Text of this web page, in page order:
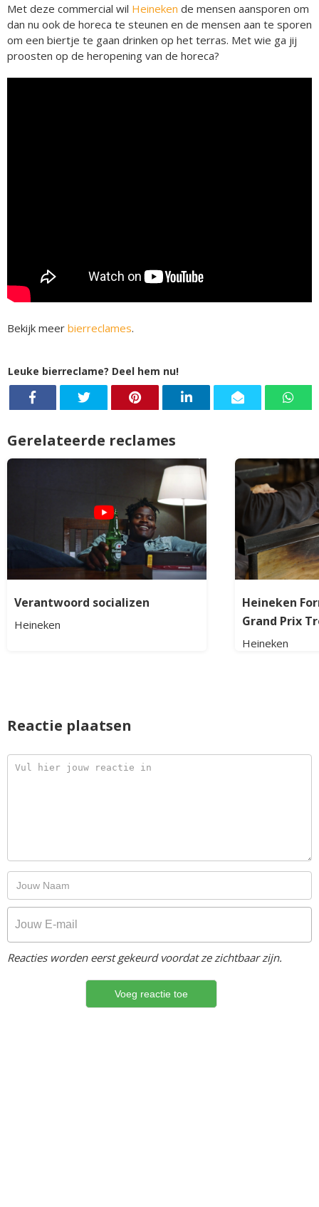
Met deze commercial wil Heineken de mensen aansporen om
dan nu ook de horeca te steunen en de mensen aan te sporen
om een biertje te gaan drinken op het terras. Met wie ga jij
proosten op de heropening van de horeca?
Bekijk meer bierreclames.
Leuke bierreclame? Deel hem nu!
Gerelateerde reclames
Verantwoord socializen
Heineken
Heineken
Grand Prix
Heineken
Reactie plaatsen
Reacties worden eerst gekeurd voordat ze zichtbaar zijn.